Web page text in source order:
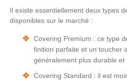
Il existe essentiellement deux types
disponibles sur le marché :
Covering Premium : ce type
finition parfaite et un toucher
généralement plus durable et
Covering Standard : il est